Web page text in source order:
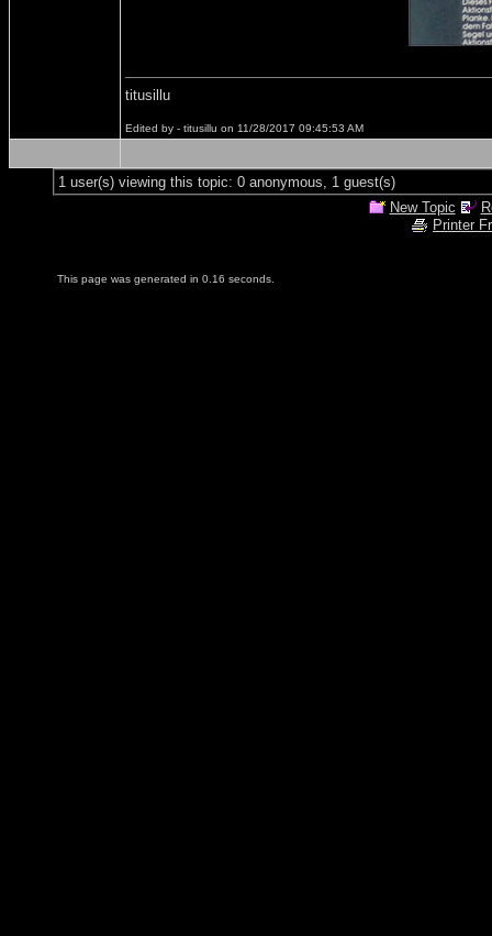
titusillu
Edited by - titusillu on 11/28/2017 09:45:53 AM
1 user(s) viewing this topic: 0 anonymous, 1 guest(s)
New Topic
Printer
This page was generated in 0.16 seconds.